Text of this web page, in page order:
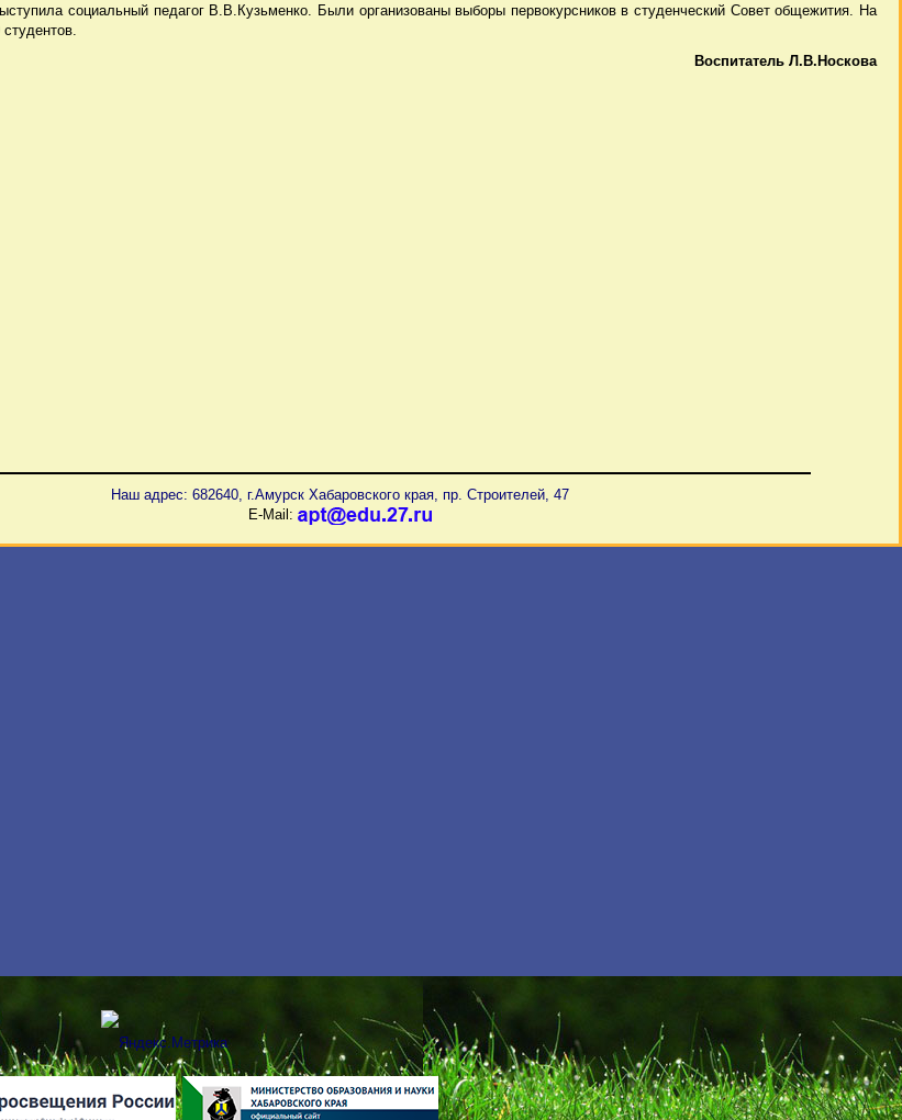
социальный педагог В.В.Кузьменко. Были организованы выборы первокурсников в студенческий Совет общежития. На
Воспитатель Л.В.Носкова
Наш адрес: 682640, г.Амурск Хабаровского края, пр. Строителей, 47
E-Mail: